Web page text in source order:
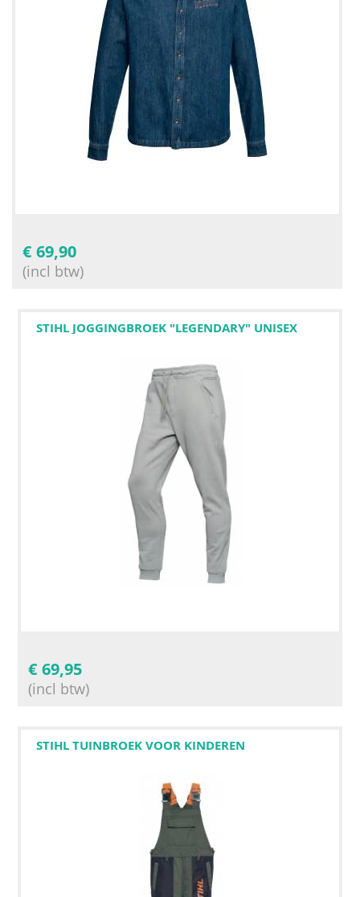
€ 69,90
(incl btw)
STIHL JOGGINGBROEK "LEGENDARY" UNISEX
€ 69,95
(incl btw)
STIHL TUINBROEK VOOR KINDEREN